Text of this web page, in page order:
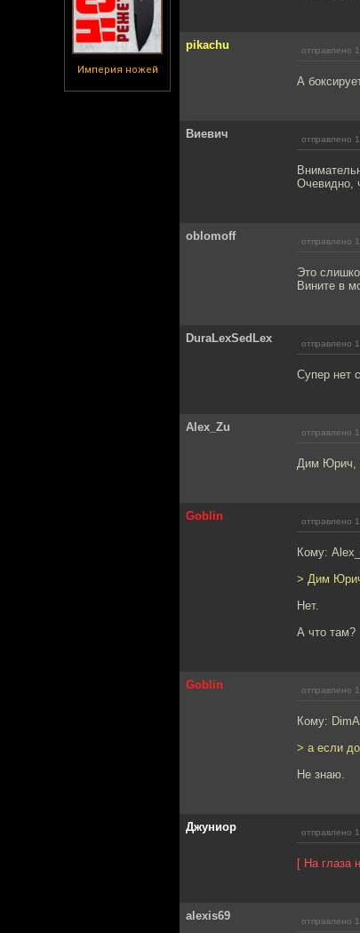
Империя ножей
pikachu отправлено
А
Виевич отправлено
Очевидно,
oblomoff отправлено
Это
Вините в
DuraLexSedLex отправлено
Супер нет
Alex_Zu отправлено
Дим Юрич,
Goblin отправлено
Кому:
> Дим
Нет.
А что там?
Goblin отправлено
Кому:
> а если
Не знаю.
Джуниор отправлено
[ На глаза
alexis69 отправлено